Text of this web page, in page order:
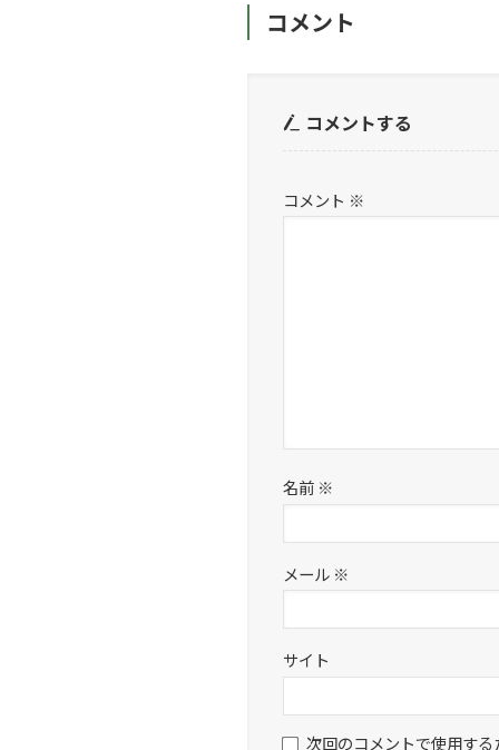
コメント
コメントする
コメント ※
名前 ※
メール ※
サイト
次回のコメントで使用する